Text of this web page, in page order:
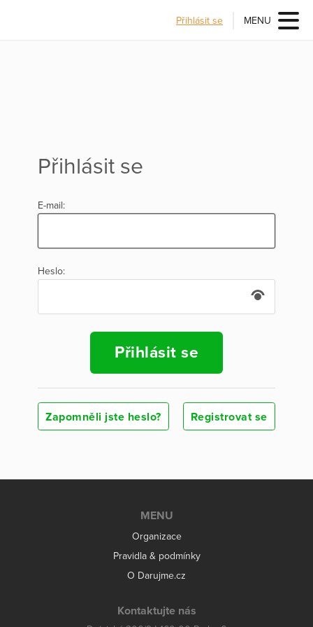
Přihlásit se MENU
Přihlásit se
E-mail:
Heslo:
Přihlásit se
Zapomněli jste heslo? Registrovat se
MENU
Organizace
Pravidla & podmínky
O Darujme.cz
Kontaktujte nás